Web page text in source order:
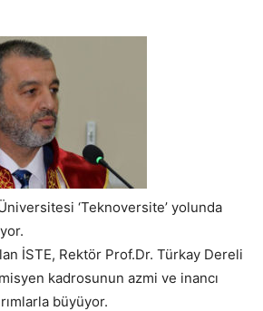
‘Teknoversite’ yolunda
İSTE, Rektör Prof.Dr. Türkay Dereli
kadrosunun azmi ve inancı
büyüyor.